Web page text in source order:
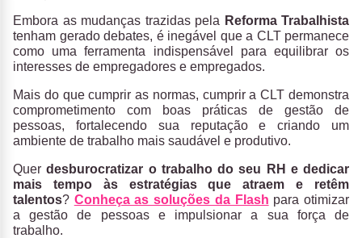
Embora as mudanças trazidas pela Reforma Trabalhista
tenham gerado debates, é inegável que a CLT permanece
como uma ferramenta indispensável para equilibrar os
interesses de empregadores e empregados.
Mais do que cumprir as normas, cumprir a CLT demonstra
comprometimento com boas práticas de gestão de
pessoas, fortalecendo sua reputação e criando um
ambiente de trabalho mais saudável e produtivo.
Querdesburocratizar o trabalho do seu RH e dedicar
mais tempo às estratégias que atraem e retêm
talentos? Conheça as soluções da Flash para otimizar
a gestão de pessoas e impulsionar a sua força de
trabalho.